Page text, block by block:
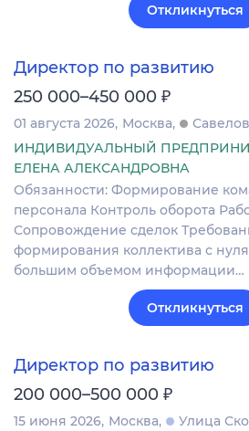
Откликнуться
Директор по развитию
250 000–450 000 ₽
01 августа 2026 Москва
ИНДИВИДУАЛЬНЫЙ
ЕЛЕНА АЛЕКСАНДРОВНА
Обязанности: Формирование
персонала Контроль оборота
Сопровождение сделок
формирования коллектива с
большим объемом информации…
Откликнуться
Директор по развитию
200 000–500 000 ₽
15 июня 2026 Москва
Улица